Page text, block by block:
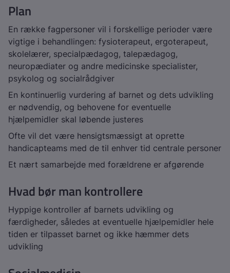
Plan
En række fagpersoner vil i forskellige perioder være
vigtige i behandlingen: fysioterapeut, ergoterapeut,
skolelærer, specialpædagog, talepædagog,
neuropædiater og andre medicinske specialister,
psykolog og socialrådgiver
En kontinuerlig vurdering af barnet og dets udvikling
er nødvendig, og behovene for eventuelle
hjælpemidler skal løbende justeres
Ofte vil det være hensigtsmæssigt at oprette
handicapteams med de til enhver tid centrale personer
Et nært samarbejde med forældrene er afgørende
Hvad bør man kontrollere
Hyppige kontroller af barnets udvikling og
færdigheder, således at eventuelle hjælpemidler hele
tiden er tilpasset barnet og ikke hæmmer dets
udvikling